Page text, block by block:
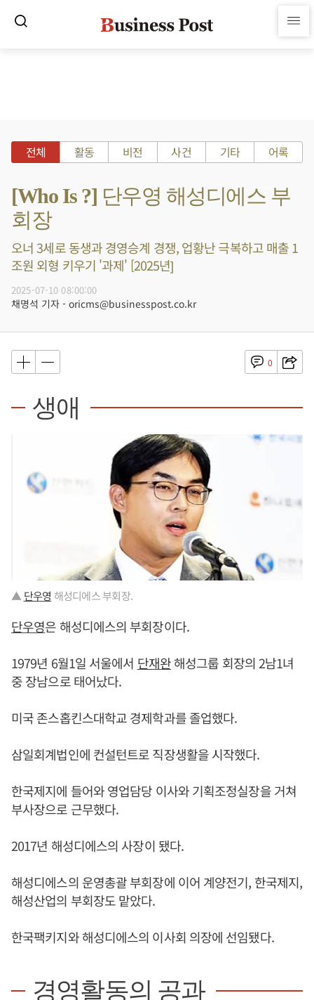
전체 활동 비전 사건 기타 어록
[Who Is ?] 단우영 해성디에스 부
회장
오너 3세로 동생과 경영승계 경쟁, 업황난 극복하고 매출 1
조원 외형 키우기 '과제' [2025년]
2025-07-10 08:00:00
채명석 기자 - oricms@businesspost.co.kr
0
생애
▲ 단우영 해성디에스 부회장.
단우영은 해성디에스의 부회장이다.
1979년 6월1일 서울에서 단재완해성그룹 회장의 2남1녀
중 장남으로 태어났다.
미국 존스홉킨스대학교 경제학과를 졸업했다.
삼일회계법인에 컨설턴트로 직장생활을 시작했다.
한국제지에 들어와 영업담당 이사와 기획조정실장을 거쳐
부사장으로 근무했다.
2017년 해성디에스의 사장이 됐다.
해성디에스의 운영총괄 부회장에 이어 계양전기, 한국제지,
해성산업의 부회장도 맡았다.
한국팩키지와 해성디에스의 이사회 의장에 선임됐다.
경영활동의 공과